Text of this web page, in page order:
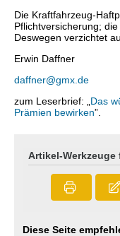
Die Kraftfahrzeug-
Pflichtversicherung;
Deswegen verzichtet
Erwin Daffner
daffner@gmx.de
zum Leserbrief: „ Das
Prämien bewirken”.
Artikel-Werkzeuge
Diese Seite